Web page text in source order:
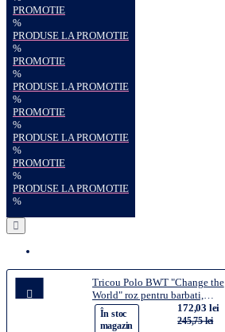
PROMOTIE
%
PRODUSE LA PROMOTIE
%
PROMOTIE
%
PRODUSE LA PROMOTIE
%
PROMOTIE
%
PRODUSE LA PROMOTIE
%
PROMOTIE
%
PRODUSE LA PROMOTIE
%
Tricou Polo BWT "Change the
World" roz pentru barbati,
marimea M
În stoc
magazin
172,03 lei
245,75 lei